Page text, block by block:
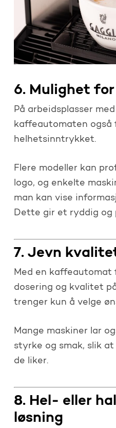
6. Mulighet
På arbeidsplasser
kaffeautomaten også
helhetsinntrykket.
Flere modeller kan
logo, og enkelte
man kan vise
Dette gir et ryddig
7. Jevn
Med en kaffeautomat
dosering og kvalitet
trenger kun å velge
Mange maskiner lar
styrke og smak, slik
de liker.
8. Hel- eller
løsning